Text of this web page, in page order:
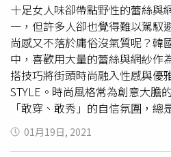
瑤瑤、Apple等眾多藝人朋友們
供）
十足女人味卻帶點野性的蕾絲與
一，但許多人卻也覺得難以駕馭
尚感又不落於庸俗沒氣質呢？韓
中，喜歡用大量的蕾絲與網紗作
搭技巧將街頭時尚融入性感與優
STYLE。時尚風格常為創意大膽
「敢穿、敢秀」的自信氛圍，
擇短版剪裁上衣搭配棉質運動褲
絲膝上襪，營造出街頭休閒混搭
01月19日, 2021